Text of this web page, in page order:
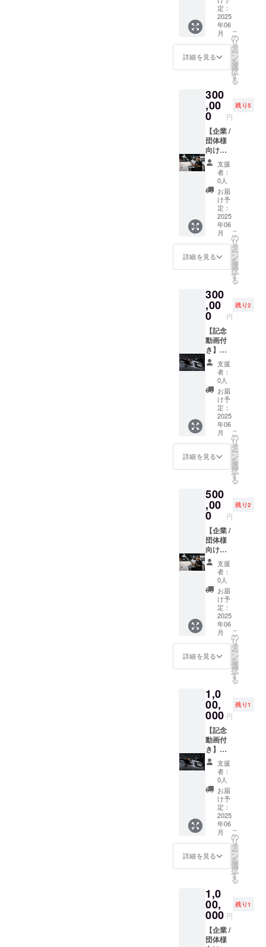
を通常
洗車の6
倍から
10倍の
時間を
かけ、
細部ま
で徹底
れをリ
セット
致しま
す。 さ
らに施
工動画
を撮影
し編集
したも
のをお
渡し致
しま
す。 ☆
施工内
容☆ ・
極上泡
洗車 ・
鉄粉除
去 ・水
垢除去
系汚れ
除去 ・
高級カ
ルナバ
ワック
ス仕上
げ ・樹
脂パー
ツ艶出
し保護
対象箇
所：タ
イヤホ
イー
ル、塗
装面、
樹脂
パーツ
（タイ
ヤハウ
含
む）、
マフ
ラー ☆
注意事
項☆ ・
当店は
完全予
約制と
なって
おりま
す。予
フォー
ムまた
は電話
にて事
前予約
が必要
となり
・ご来
店の際
に送付
された
チケッ
トを必
ずお持
ちくだ
さい ・
施工日
によっ
ては預
かりと
なる場
合がご
ざいま
す。代
車あり
（無
料） ・
画はギ
ガファ
イル便
にて送
付致し
ます。
定：
2025
年06
月
詳細を見る
こ
の
リ
タ
ー
ン
を
選
択
す
る
300
,00
0 円
残り5
【企業 /
団体様
向け】
YouTub
e概要欄
へ広告
掲載
□内容
YouTub
eチャン
ネルの
動画概
要欄に
てご支
援いた
した企
業様の
お名
前、
URL、
紹介文
を30日
間掲載
させて
いただ
きま
す。
（過去
動画含
む全て
の動画
概要欄
に期間
内記載
させて
す） □
必要事
項 支援
時、必
ず備考
欄に掲
載をご
希望さ
れるお
名前
（企業
名）、
URL、
紹介文
（30文
字以
内）を
ご記入
くださ
い。※紹
は企業
に関す
る事、
商品に
関する
内容に
限らせ
ていた
だきま
す。
支援
者：
0人
お届
け予
定：
2025
年06
月
詳細を見る
こ
の
リ
タ
ー
ン
を
選
択
す
る
300
,00
0 円
残り2
【記念
動画付
き】超
徹底洗
車プラ
ン 徹
底洗車
プラン
に加え
て、タ
イヤホ
イール
全てを
取り外
し徹底
洗浄！
ハウス
内やホ
イール
内側な
ど、通
常では
洗浄す
ること
ができ
ない部
分まで
徹底的
に洗浄
致しま
す。併
せて、
窓ガラ
ス鱗汚
れ除
去、撥
ティン
グを行
うこと
で外装
全てを
美しく
仕上げ
ます。
さらに
施工動
画を撮
影し編
集した
ものを
お渡し
致しま
す。 ☆
施工内
容☆ ・
極上泡
タイヤ
ホイー
ル脱着
洗浄 ・
タイヤ
ハウス
支援
者：
0人
お届
け予
定：
2025
年06
月
詳細を見る
こ
の
リ
タ
ー
ン
を
選
択
す
る
500
,00
0 円
残り2
【企業 /
団体様
向け】
YouTub
e概要欄
へ広告
掲載
□内容
YouTub
eチャン
ネルの
動画概
要欄に
てご支
援いた
した企
業様の
お名
前、
URL、
紹介文
を60日
間掲載
させて
いただ
きま
す。
（過去
動画含
む全て
の動画
概要欄
に期間
内記載
させて
す） こ
ちらは
万が一
動画を
削除な
ど行わ
支援
者：
0人
お届
け予
定：
2025
年06
月
詳細を見る
こ
の
リ
タ
ー
ン
を
選
択
す
る
1,0
00,
000 円
残り1
【記念
動画付
き】ロ
イヤル
プラ
ン 車
両引き
上げ、
納車時
の陸送
サービ
ス付
き！ 超
徹底洗
車プラ
ンを施
塗装面
の全面
研磨を
行い、
仕上げ
として
支援
者：
0人
お届
け予
定：
2025
年06
月
詳細を見る
こ
の
リ
タ
ー
ン
を
選
択
す
る
1,0
00,
000 円
残り1
【企業 /
団体様